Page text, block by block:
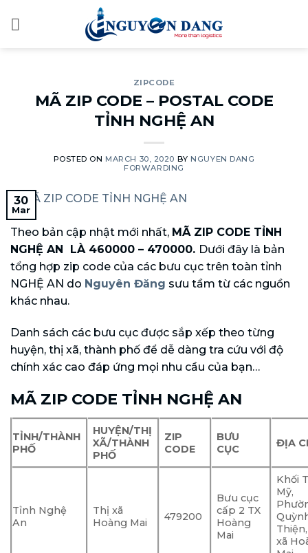
ZIPCODE
MÃ ZIP CODE – POSTAL CODE
TỈNH NGHỆ AN
POSTED ON MARCH 30, 2020 BY NGUYEN DANG
FORWARDING
30
Mar
Theo bản cập nhật mới nhất, MÃ ZIP CODE TỈNH
NGHỆ AN LÀ 460000 – 470000. Dưới đây là bản
tổng hợp zip code của các bưu cục trên toàn tỉnh
NGHỆ AN do Nguyên Đăng sưu tầm từ các nguồn
khác nhau.
Danh sách các bưu cục được sắp xếp theo từng
huyện, thị xã, thành phố để dễ dàng tra cứu với độ
chính xác cao đáp ứng mọi nhu cầu của bạn…
MÃ ZIP CODE TỈNH NGHỆ AN
TỈNH/THÀNH
PHỐ
HUYỆN/THỊ
XÃ/THÀNH
PHỐ
ZIP
CODE
BƯU
CỤC
ĐỊA
Tỉnh Nghệ
An
Thị xã
Hoàng Mai
479200
Bưu cục
cấp 2 TX
Hoàng
Mai
Khối
Mỹ,
xã